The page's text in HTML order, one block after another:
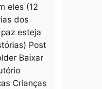
eles (12
dos
esteja
Post
Baixar
Crianças